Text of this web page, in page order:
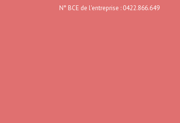
N° BCE de l'entreprise : 0422.866.649